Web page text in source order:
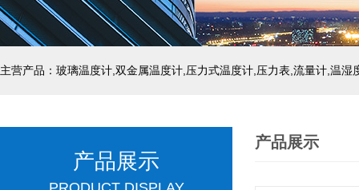
产品展示
产品展示